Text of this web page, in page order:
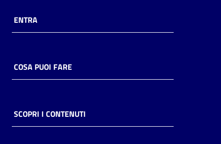
online
Piani
ENTRA
COSA PUOI FARE
SCOPRI I CONTENUTI